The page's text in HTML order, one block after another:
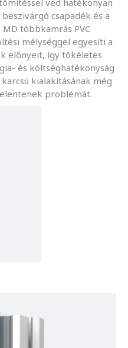
véd hatékonyan
csapadék és a
MD többkamrás PVC
mélységgel egyesíti a
előnyeit, így tökéletes
és költséghatékonyság
kialakításának még
problémát.